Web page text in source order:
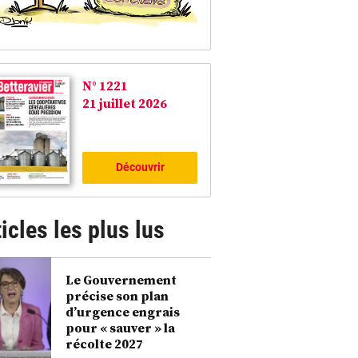
N° 1221
21 juillet 2026
Découvrir
les plus lus
Le Gouvernement
précise son plan
d’urgence engrais
pour « sauver » la
récolte 2027